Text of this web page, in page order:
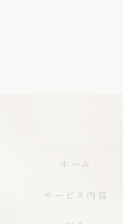
ホーム
サービス内容